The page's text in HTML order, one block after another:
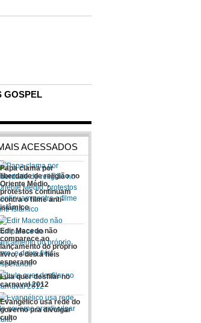
GOSPEL
ACESSADOS
Papa clama por
liberdade de religião no
Oriente Médio,
protestos continuam
contra o filme anti-
islâmico
Edir Macedo não
comparece ao
lançamento do próprio
livro, e deixa fiéis
esperando
Lula quer desfilar no
carnaval 2012
Evangélico usa rede do
governo pra divulgar
culto